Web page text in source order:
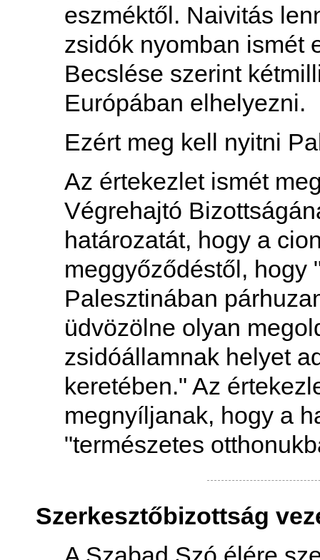
eszméktől. Naivitás
zsidók nyomban ismét
Becslése szerint
Európában elhelyezni.
Ezért meg kell nyitni
Az értekezlet ismét
Végrehajtó
határozatát, hogy a
meggyőződéstől, hogy
Palesztinában
üdvözölne olyan
zsidóállamnak helyet
keretében." Az
megnyíljanak, hogy a
"természetes
Szerkesztőbizottság